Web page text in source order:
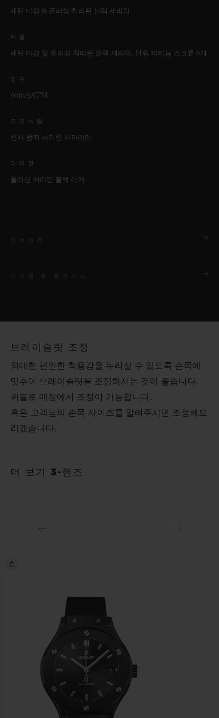
새틴 마감 & 폴리싱 처리된 블랙 세라믹
베젤
새틴 마감 및 폴리싱 처리된 블랙 세라믹, H형 티타늄 스크류 6개
방수
50m/5ATM
크리스탈
반사 방지 처리한 사파이어
다이얼
폴리싱 처리된 블랙 라커
약 48시간
스트랩
클래스프
블랙 세라믹 및 블랙 도금 티타늄 스페셜 디플로이언트 버클 클래
스프
브레이슬릿 조정
최대한 편안한 착용감을 누리실 수 있도록 손목에
맞추어 브레이슬릿을 조정하시는 것이 좋습니다.
위블로 매장에서 조정이 가능합니다.
혹은 고객님의 손목 사이즈를 알려주시면 조정해드
리겠습니다.
더 보기 3-핸즈